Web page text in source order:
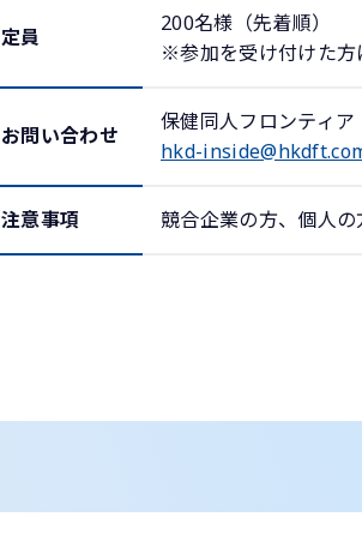
定員
200名様（先着順）
※参加を受け付けた方
お問い合わせ
保健同人フロンティ
hkd-
注意事項 競合企業の方、個人